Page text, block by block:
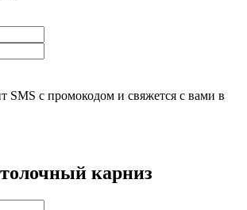
SMS с промокодом и свяжется с вами в
карниз